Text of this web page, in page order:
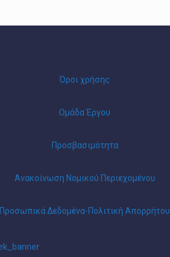
Όροι χρήσης
Ομάδα Έργου
Προσβασιμότητα
Ανακοίνωση Νομικού Περιεχομένου
Προσωπικά Δεδομένα-Πολιτική Απορρήτου